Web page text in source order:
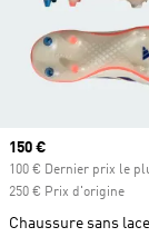
Prix actuel
150 €
100 € Dernier prix le
250 € Prix d'origine
Chaussure sans